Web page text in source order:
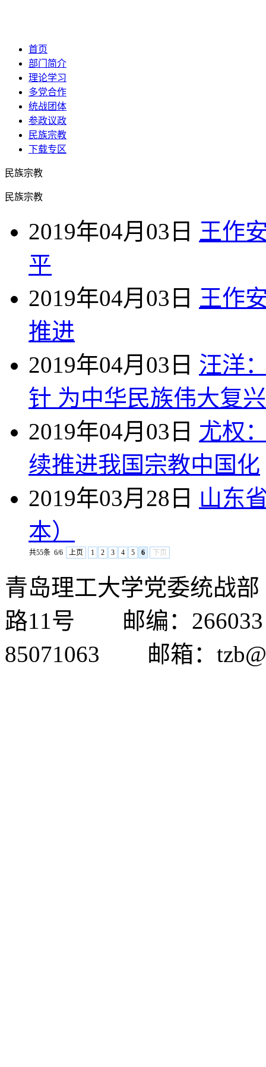
首页
部门简介
理论学习
多党合作
统战团体
参政议政
民族宗教
下载专区
民族宗教
民族宗教
2019年04月03日 王作
平
2019年04月03日 王作
推进
2019年04月03日 汪洋
针 为中华民族伟大复
2019年04月03日 尤权
续推进我国宗教中国化
2019年03月28日 山东
本）
共55条 6/6 上页 1 2 3 4 5 6 下页
青岛理工大学党委统
路11号 邮编：
85071063 邮箱：